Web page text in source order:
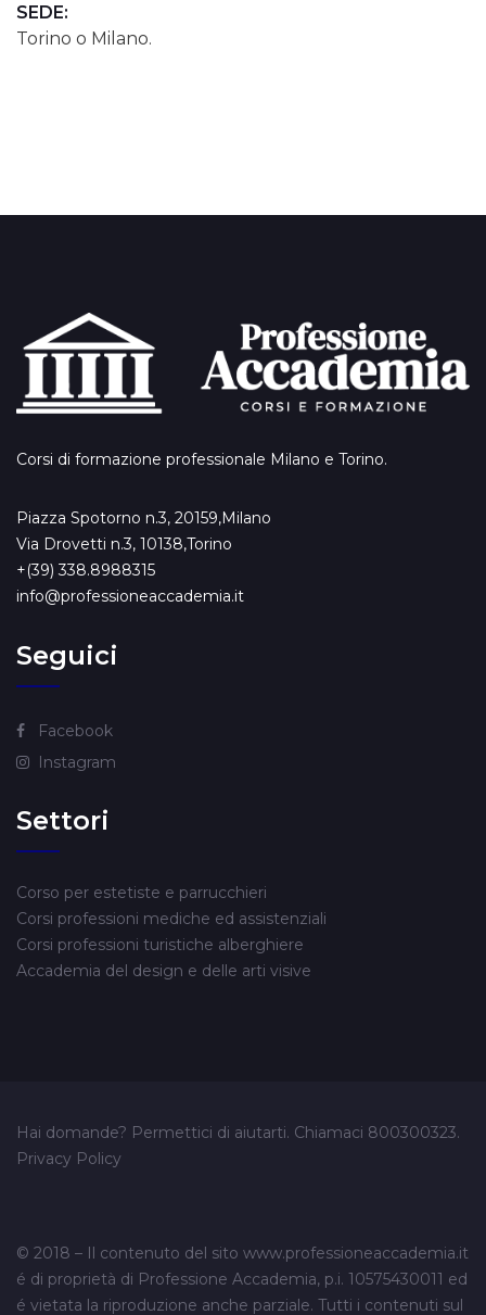
SEDE:
Torino o Milano.
Corsi di formazione professionale Milano e Torino.
Piazza Spotorno n.3, 20159,Milano
Via Drovetti n.3, 10138,Torino
+(39) 338.8988315
info@professioneaccademia.it
Seguici
Facebook
Instagram
Settori
Corso per estetiste e parrucchieri
Corsi professioni mediche ed assistenziali
Corsi professioni turistiche alberghiere
Accademia del design e delle arti visive
Hai domande? Permettici di aiutarti. Chiamaci 800300323.
Privacy Policy
© 2018 – Il contenuto del sito www.professioneaccademia.it
é di proprietà di Professione Accademia, p.i. 10575430011 ed
é vietata la riproduzione anche parziale. Tutti i contenuti sul